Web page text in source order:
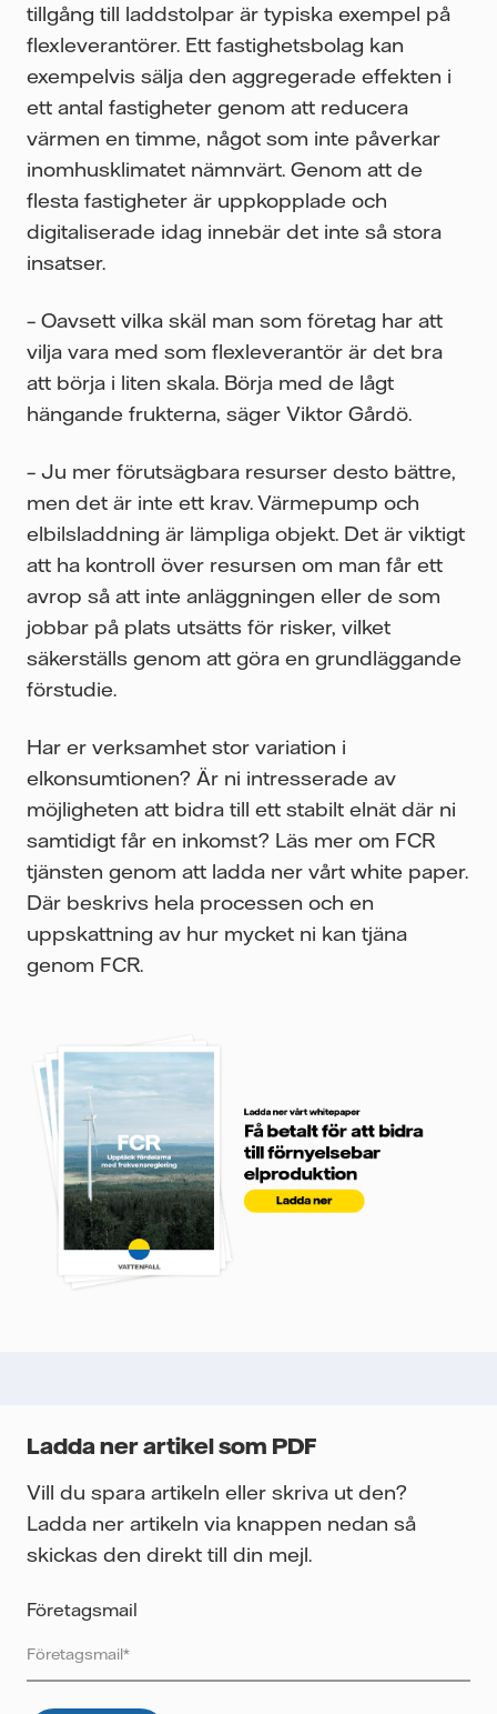
tillgång till laddstolpar är typiska exempel på
flexleverantörer. Ett fastighetsbolag kan
exempelvis sälja den aggregerade effekten i
ett antal fastigheter genom att reducera
värmen en timme, något som inte påverkar
inomhusklimatet nämnvärt. Genom att de
flesta fastigheter är uppkopplade och
digitaliserade idag innebär det inte så stora
insatser.
– Oavsett vilka skäl man som företag har att
vilja vara med som flexleverantör är det bra
att börja i liten skala. Börja med de lågt
hängande frukterna, säger Viktor Gårdö.
– Ju mer förutsägbara resurser desto bättre,
men det är inte ett krav. Värmepump och
elbilsladdning är lämpliga objekt. Det är viktigt
att ha kontroll över resursen om man får ett
avrop så att inte anläggningen eller de som
jobbar på plats utsätts för risker, vilket
säkerställs genom att göra en grundläggande
förstudie.
Har er verksamhet stor variation i
elkonsumtionen? Är ni intresserade av
möjligheten att bidra till ett stabilt elnät där ni
samtidigt får en inkomst? Läs mer om FCR
tjänsten genom att ladda ner vårt white paper.
Där beskrivs hela processen och en
uppskattning av hur mycket ni kan tjäna
genom FCR.
Ladda ner artikel som PDF
Vill du spara artikeln eller skriva ut den?
Ladda ner artikeln via knappen nedan så
skickas den direkt till din mejl.
Företagsmail